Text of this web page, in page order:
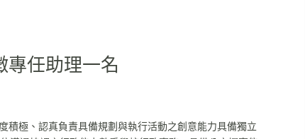
專任助理一名
極、認真負責具備規劃與執行活動之創意能力具備獨立